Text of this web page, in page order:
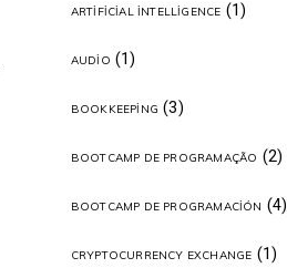
ARTIFICIAL INTELLIGENCE (1)
AUDIO (1)
BOOKKEEPING (3)
BOOTCAMP DE PROGRAMAÇÃO (2)
BOOTCAMP DE PROGRAMACIÓN (4)
CRYPTOCURRENCY EXCHANGE (1)